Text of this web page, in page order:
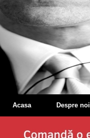
Acasa Despre noi